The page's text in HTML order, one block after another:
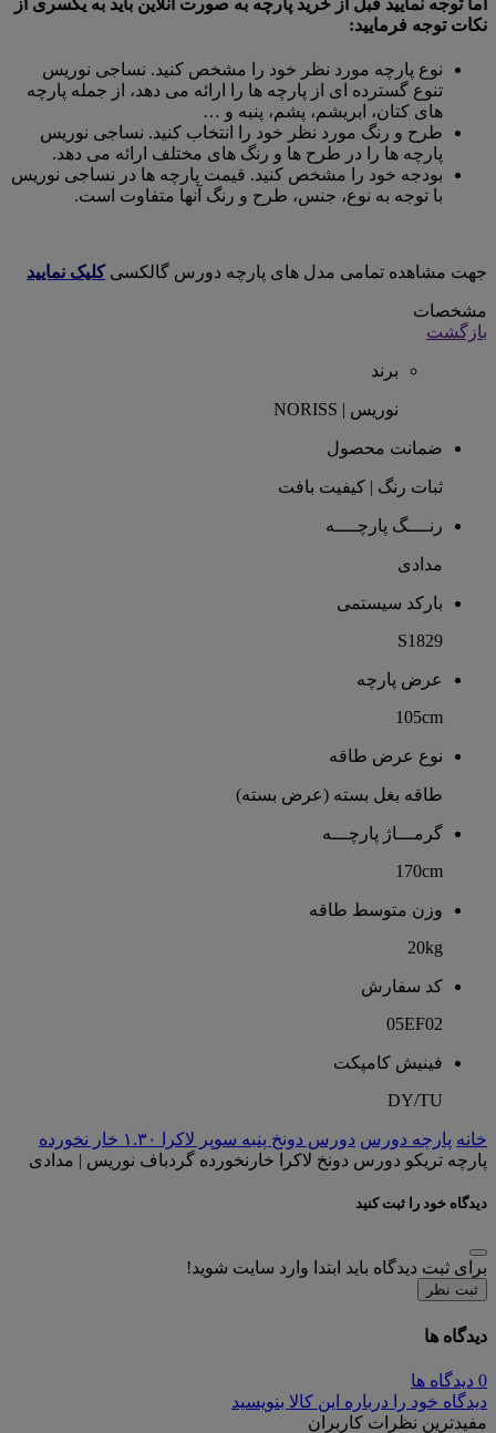
نکات توجه فرمایید:
نوع پارچه مورد نظر خود را مشخص کنید. نساجی نوریس
تنوع گسترده ای از پارچه ها را ارائه می دهد، از جمله پارچه
های کتان، ابریشم، پشم، پنبه و …
طرح و رنگ مورد نظر خود را انتخاب کنید. نساجی نوریس
پارچه ها را در طرح ها و رنگ های مختلف ارائه می دهد.
بودجه خود را مشخص کنید. قیمت پارچه ها در نساجی نوریس
با توجه به نوع، جنس، طرح و رنگ آنها متفاوت است.
جهت مشاهده تمامی مدل های پارچه دورس گالکسیکلیک نمایید
مشخصات
بازگشت
برند
نوریس | NORISS
ضمانت محصول
ثبات رنگ | کیفیت بافت
رنــــگ پارچــــه
مدادی
بارکد سیستمی
S1829
عرض پارچه
105cm
نوع عرض طاقه
طاقه بغل بسته (عرض بسته)
گرمـــاژ پارچـــه
170cm
وزن متوسط طاقه
20kg
کد سفارش
05EF02
فینیش کامپکت
DY/TU
خانه پارچه دورس دورس دونخ پنبه سوپر لاکرا ۱.۳۰ خار نخورده
پارچه تریکو دورس دونخ لاکرا خارنخورده گردباف نوریس | مدادی
دیدگاه خود را ثبت کنید
برای ثبت دیدگاه باید ابتدا وارد سایت شوید!
ثبت نظر
دیدگاه ها
0 دیدگاه ها
دیدگاه خود را درباره این کالا بنویسید
مفیدترین نظرات کاربران